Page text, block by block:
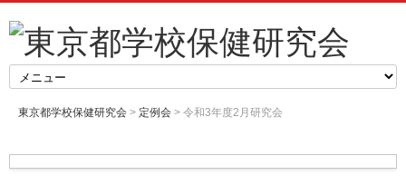
東京都学校保健研究会 > 定例会 > 令和3年度2月研究会